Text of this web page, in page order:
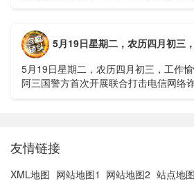
5月19日星期二，农历四月初三
5月19日星期二，农历四月初三，工作
阿三国警方首次开展联合打击电信网络
友情链接
XML地图 网站地图1 网站地图2 站点地